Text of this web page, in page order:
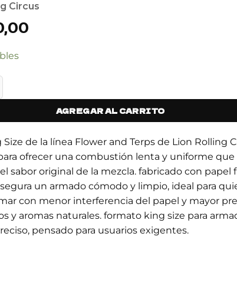
Circus
CIRCUS - SEDAS KS FLOWER AND TERPS
AGREGAR AL CARRITO
Size de la línea Flower and Terps de Lion Rolling
ofrecer una combustión lenta y uniforme que
sabor original de la mezcla. fabricado con papel
un armado cómodo y limpio, ideal para
con menor interferencia del papel y mayor
y aromas naturales. formato king size para
pensado para usuarios exigentes.